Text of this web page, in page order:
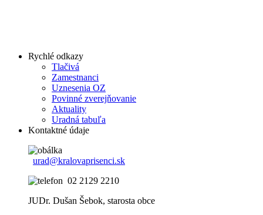
Rychlé odkazy
Tlačivá
Zamestnanci
Uznesenia OZ
Povinné zverejňovanie
Aktuality
Uradná tabuľa
Kontaktné údaje
urad@kralovaprisenci.sk
02 2129 2210
JUDr. Dušan Šebok, starosta obce